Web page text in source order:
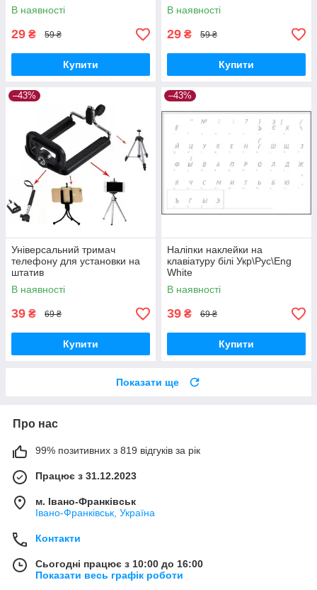
В наявності
29 ₴ 59 ₴
Купити
В наявності
29 ₴ 59 ₴
Купити
–43%
Універсальний тримач
телефону для установки на
штатив
В наявності
39 ₴ 69 ₴
Купити
–43%
Наліпки наклейки на
клавіатуру білі Укр\Рус\Eng
White
В наявності
39 ₴ 69 ₴
Купити
Показати ще
Про нас
99% позитивних з 819 відгуків за рік
Працює з 31.12.2023
м. Івано-Франківськ
Івано-Франківськ, Україна
Контакти
Сьогодні працює з 10:00 до 16:00
Показати весь графік роботи